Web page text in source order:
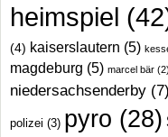
heimspiel
(4) kaiserslautern (5)
magdeburg (5) marcel bär (2)
niedersachsenderby (7)
polizei (3) pyro (28)